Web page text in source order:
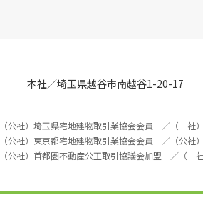
本社／埼玉県越谷市南越谷1-20-17
（公社）埼玉県宅地建物取引業協会会員 ／（一社
（公社）東京都宅地建物取引業協会会員 ／（公社
（公社）首都圏不動産公正取引協議会加盟 ／（一